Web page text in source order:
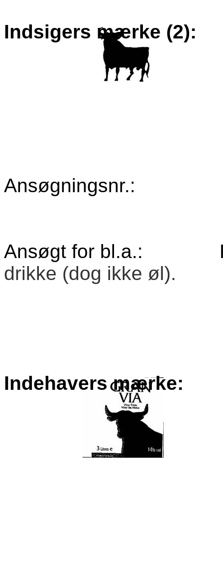
Indsigers mærke (2):
Ansøgningsnr.:
Ansøgt for bl.a.:
drikke (dog ikke øl).
Indehavers mærke: